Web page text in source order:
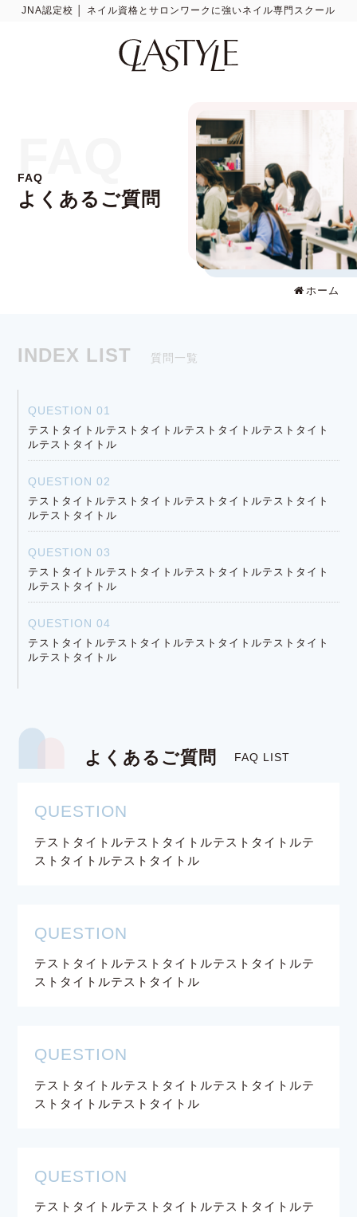
JNA認定校 │ ネイル資格とサロンワークに強いネイル専門スクール
FAQ
よくあるご質問
ホーム
INDEX LIST 質問一覧
QUESTION 01
テストタイトルテストタイトルテストタイトルテストタイト
ルテストタイトル
QUESTION 02
テストタイトルテストタイトルテストタイトルテストタイト
ルテストタイトル
QUESTION 03
テストタイトルテストタイトルテストタイトルテストタイト
ルテストタイトル
QUESTION 04
テストタイトルテストタイトルテストタイトルテストタイト
ルテストタイトル
よくあるご質問 FAQ LIST
QUESTION
テストタイトルテストタイトルテストタイトルテ
ストタイトルテストタイトル
QUESTION
テストタイトルテストタイトルテストタイトルテ
ストタイトルテストタイトル
QUESTION
テストタイトルテストタイトルテストタイトルテ
ストタイトルテストタイトル
QUESTION
テストタイトルテストタイトルテストタイトルテ